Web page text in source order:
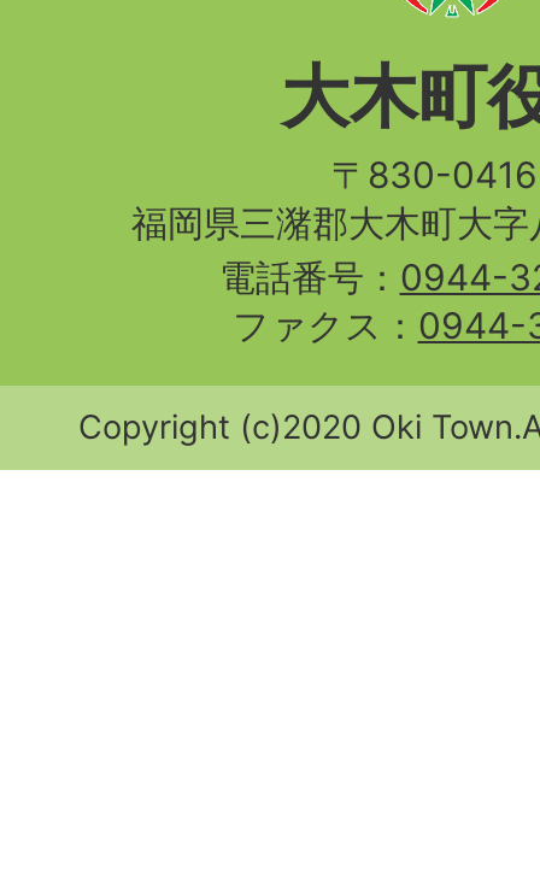
大木町
〒830-
福岡県三潴郡大木町大
電話番号： 0944-
ファクス： 0944-
Copyright (c)2020 Oki